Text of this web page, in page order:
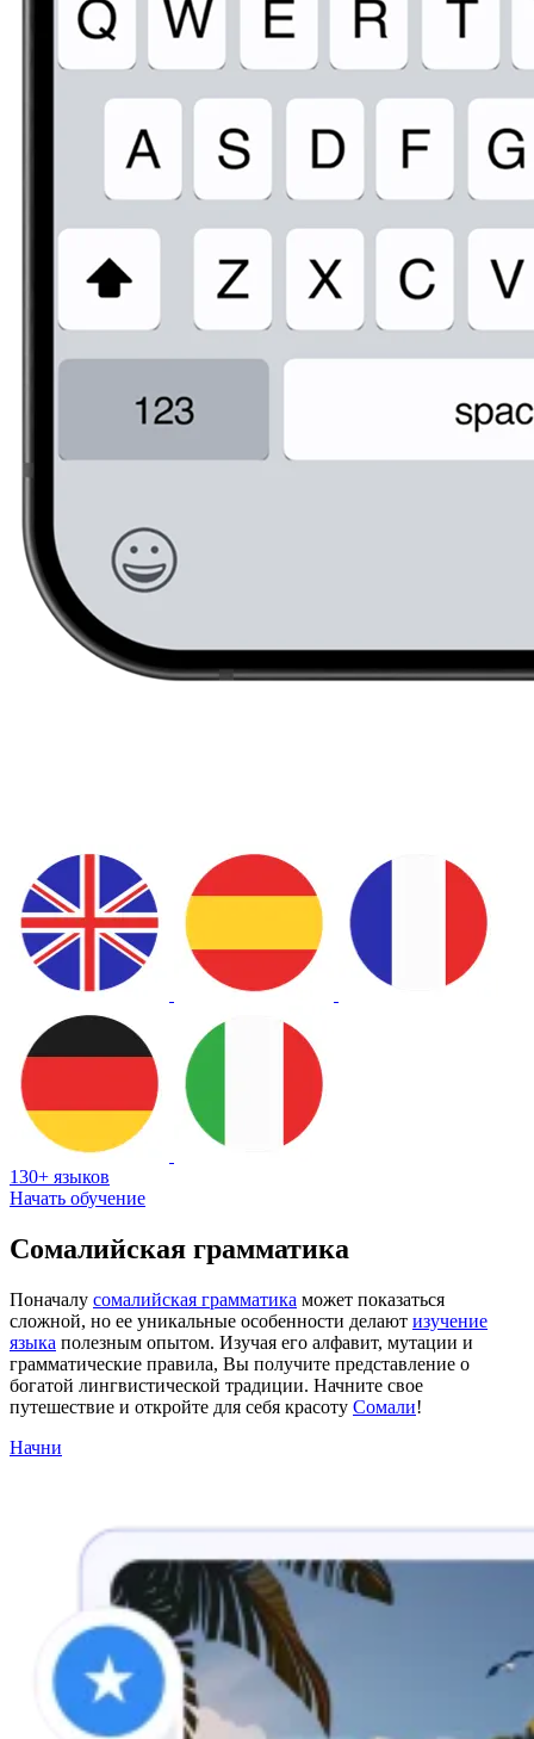
130+ языков
Начать обучение
Сомалийская грамматика
Поначалу сомалийская грамматика может показаться
сложной, но ее уникальные особенности делают изучение
языка полезным опытом. Изучая его алфавит, мутации и
грамматические правила, Вы получите представление о
богатой лингвистической традиции. Начните свое
путешествие и откройте для себя красоту Сомали!
Начни